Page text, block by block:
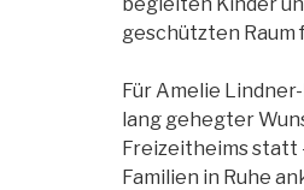
geschützten Raum
Für Amelie
lang gehegter
Freizeitheims statt
Familien in Ruhe